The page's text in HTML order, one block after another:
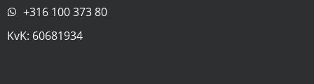
+316 100 373 80
KvK: 60681934